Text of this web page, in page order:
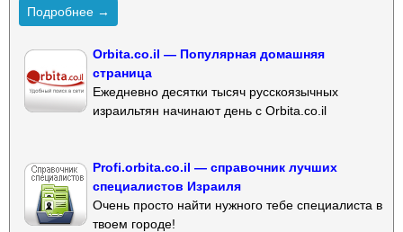
Подробнее →
Orbita.co.il — Популярная домашняя
страница
Ежедневно десятки тысяч русскоязычных
израильтян начинают день с Orbita.co.il
Profi.orbita.co.il — справочник лучших
специалистов Израиля
Очень просто найти нужного тебе специалиста в
твоем городе!